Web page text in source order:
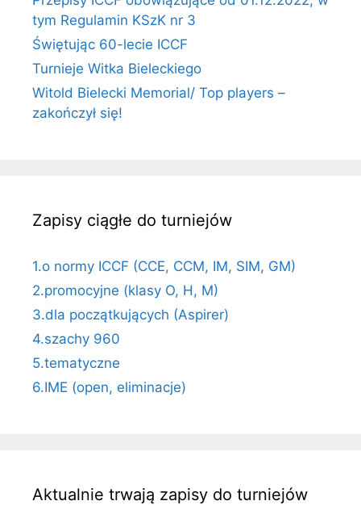
tym Regulamin KSzK nr 3
Świętując 60-lecie ICCF
Turnieje Witka Bieleckiego
Witold Bielecki Memorial/ Top players –
zakończył się!
Zapisy ciągłe do turniejów
1.o normy ICCF (CCE, CCM, IM, SIM, GM)
2.promocyjne (klasy O, H, M)
3.dla początkujących (Aspirer)
4.szachy 960
5.tematyczne
6.IME (open, eliminacje)
Aktualnie trwają zapisy do turniejów